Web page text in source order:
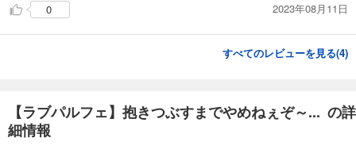
0 2023年08月11日
すべてのレビューを見る(4)
【ラブパルフェ】抱きつぶすまでやめねぇぞ～... の詳
細情報